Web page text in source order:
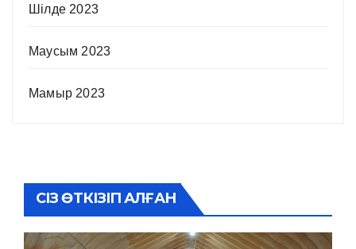
Шілде 2023
Маусым 2023
Мамыр 2023
СІЗ ӨТКІЗІП АЛҒАН